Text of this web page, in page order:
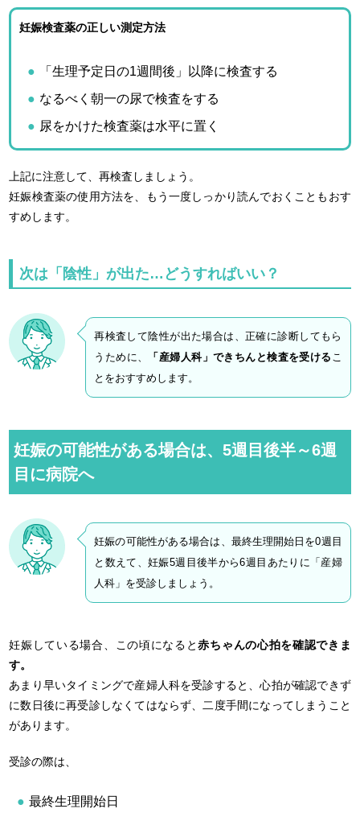
妊娠検査薬の正しい測定方法
「生理予定日の1週間後」以降に検査する
なるべく朝一の尿で検査をする
尿をかけた検査薬は水平に置く
上記に注意して、再検査しましょう。
妊娠検査薬の使用方法を、もう一度しっかり読んでおくこともおす
すめします。
次は「陰性」が出た…どうすればいい？
再検査して陰性が出た場合は、正確に診断してもら
うために、
「産婦人科」できちんと検査を受ける こ
とをおすすめします。
妊娠の可能性がある場合は、5週目後半～6週
目に病院へ
妊娠の可能性がある場合は、最終生理開始日を0週目
と数えて、妊娠5週目後半から6週目あたりに「産婦
人科」を受診しましょう。
妊娠している場合、この頃になると赤ちゃんの心拍を確認できま
す。
あまり早いタイミングで産婦人科を受診すると、心拍が確認できず
に数日後に再受診しなくてはならず、二度手間になってしまうこと
があります。
受診の際は、
最終生理開始日